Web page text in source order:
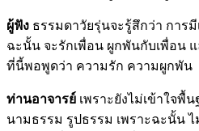
ผู้ฟัง ธรรมดาวัยรุ่นจะรู้สึกว่า การมี
ฉะนั้น จะรักเพื่อน ผูกพันกับเพื่อน
ที่นี้พอพูดว่า ความรัก ความผูกพัน
ท่านอาจารย์ เพราะยังไม่เข้าใจพื้
นามธรรม รูปธรรม เพราะฉะนั้น ไ